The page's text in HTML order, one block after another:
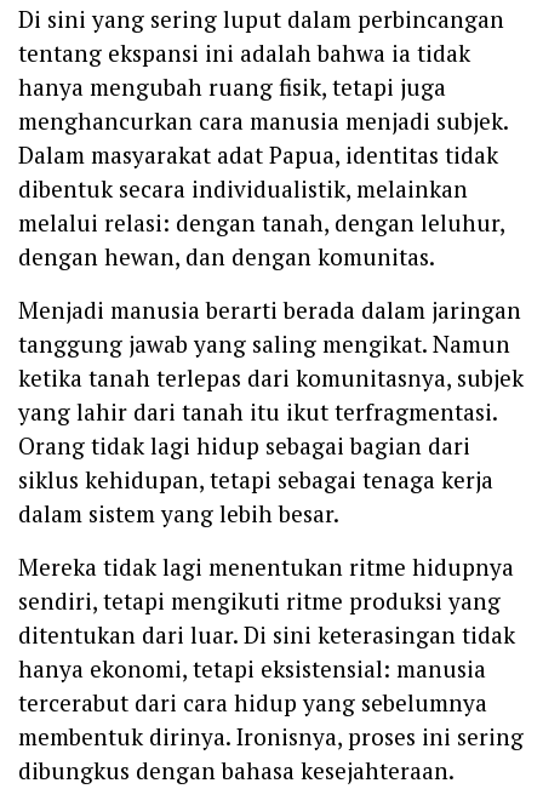
Di sini yang sering luput dalam perbincangan
tentang ekspansi ini adalah bahwa ia tidak
hanya mengubah ruang fisik, tetapi juga
menghancurkan cara manusia menjadi subjek.
Dalam masyarakat adat Papua, identitas tidak
dibentuk secara individualistik, melainkan
melalui relasi: dengan tanah, dengan leluhur,
dengan hewan, dan dengan komunitas.
Menjadi manusia berarti berada dalam jaringan
tanggung jawab yang saling mengikat. Namun
ketika tanah terlepas dari komunitasnya, subjek
yang lahir dari tanah itu ikut terfragmentasi.
Orang tidak lagi hidup sebagai bagian dari
siklus kehidupan, tetapi sebagai tenaga kerja
dalam sistem yang lebih besar.
Mereka tidak lagi menentukan ritme hidupnya
sendiri, tetapi mengikuti ritme produksi yang
ditentukan dari luar. Di sini keterasingan tidak
hanya ekonomi, tetapi eksistensial: manusia
tercerabut dari cara hidup yang sebelumnya
membentuk dirinya. Ironisnya, proses ini sering
dibungkus dengan bahasa kesejahteraan.